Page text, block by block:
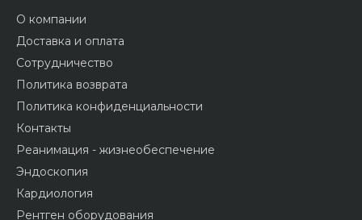
О компании
Доставка и оплата
Сотрудничество
Политика возврата
Политика конфиденциальности
Контакты
Реанимация - жизнеобеспечение
Эндоскопия
Кардиология
Рентген оборудования